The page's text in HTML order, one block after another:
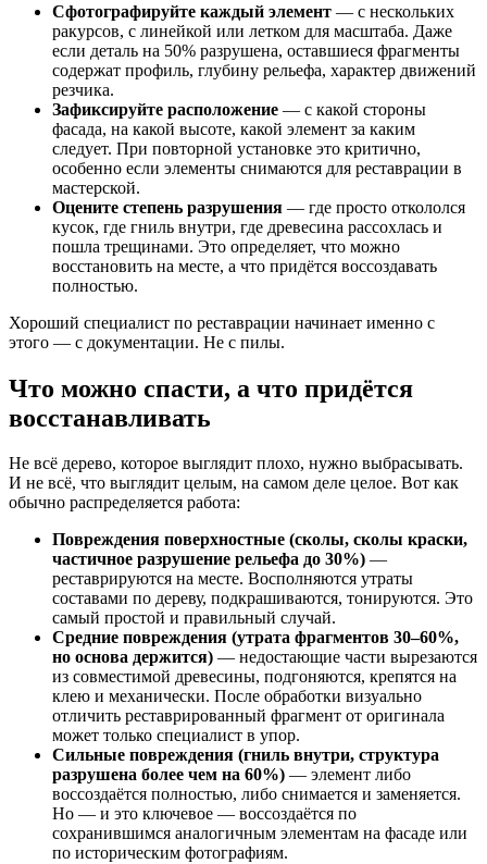
Сфотографируйте каждый элемент — с нескольких
ракурсов, с линейкой или летком для масштаба. Даже
если деталь на 50% разрушена, оставшиеся фрагменты
содержат профиль, глубину рельефа, характер движений
резчика.
Зафиксируйте расположение — с какой стороны
фасада, на какой высоте, какой элемент за каким
следует. При повторной установке это критично,
особенно если элементы снимаются для реставрации в
мастерской.
Оцените степень разрушения — где просто откололся
кусок, где гниль внутри, где древесина рассохлась и
пошла трещинами. Это определяет, что можно
восстановить на месте, а что придётся воссоздавать
полностью.
Хороший специалист по реставрации начинает именно с
этого — с документации. Не с пилы.
Что можно спасти, а что придётся
восстанавливать
Не всё дерево, которое выглядит плохо, нужно выбрасывать.
И не всё, что выглядит целым, на самом деле целое. Вот как
обычно распределяется работа:
Повреждения поверхностные (сколы, сколы краски,
частичное разрушение рельефа до 30%) —
реставрируются на месте. Восполняются утраты
составами по дереву, подкрашиваются, тонируются. Это
самый простой и правильный случай.
Средние повреждения (утрата фрагментов 30–60%,
но основа держится) — недостающие части вырезаются
из совместимой древесины, подгоняются, крепятся на
клею и механически. После обработки визуально
отличить реставрированный фрагмент от оригинала
может только специалист в упор.
Сильные повреждения (гниль внутри, структура
разрушена более чем на 60%) — элемент либо
воссоздаётся полностью, либо снимается и заменяется.
Но — и это ключевое — воссоздаётся по
сохранившимся аналогичным элементам на фасаде или
по историческим фотографиям.